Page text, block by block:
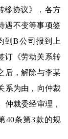
移协议》，各方
遇不变等事项签
到B公司报到上
订《劳动关系转
后，解除与李某
系为由，向仲裁
裁委经审理，
40条第3款的规